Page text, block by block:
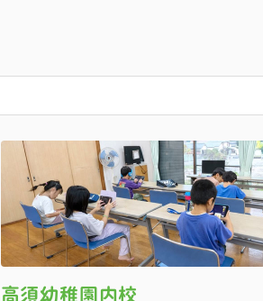
高須幼稚園内校